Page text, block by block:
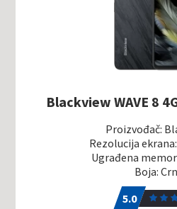
Blackview WAVE 8
Proizvođač:
Rezolucija
Ugrađena
Boja:
5.0